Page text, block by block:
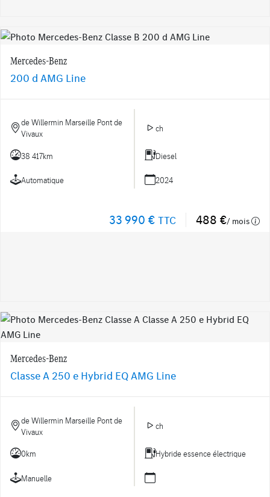
Mercedes-Benz
200 d AMG Line
de Willermin Marseille Pont de
Vivaux
ch
38 417km Diesel
Automatique 2024
33 990 € TTC 488 €/ mois
Mercedes-Benz
Classe A 250 e Hybrid EQ AMG Line
de Willermin Marseille Pont de
Vivaux
ch
0km Hybride essence électrique
Manuelle